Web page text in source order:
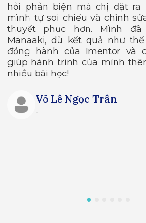
hỏi phản biện mà chị đặt ra
mình tự soi chiếu và chỉnh
thuyết phục hơn. Mình
Manaaki, dù kết quả như
đồng hành của Imentor và
giúp hành trình của mình
nhiều bài học!
Võ Lê Ngọc Trân
-